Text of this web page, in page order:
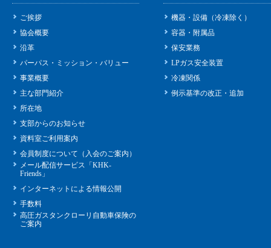
ご挨拶
協会概要
沿革
パーパス・ミッション・バリュー
事業概要
主な部門紹介
所在地
支部からのお知らせ
資料室ご利用案内
会員制度について（入会のご案内）
メール配信サービス「KHK-
Friends」
インターネットによる情報公開
手数料
高圧ガスタンクローリ自動車保険の
ご案内
機器・設備（冷凍除く）
容器・附属品
保安業務
LPガス安全装置
冷凍関係
例示基準の改正・追加